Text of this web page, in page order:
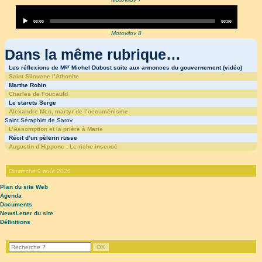
Current
time
00:00
Total
duration
00:00
Motovilov 8
Dans la même rubrique…
Les réflexions de MgrMichel Dubost suite aux annonces du gouvernement (vidéo)
Saint Silouane l’Athonite
Marthe Robin
Charles de Foucauld
Le starets Serge
Alexandre Men, martyr de l’oecuménisme
Saint Séraphim de Sarov
L’Assomption et la prière à Marie
Récit d’un pèlerin russe
Augustin d’Hippone : Le riche insensé
Dimanche 9 août 2026
Plan du site Web
Agenda
Documents
NewsLetter du site
Définitions